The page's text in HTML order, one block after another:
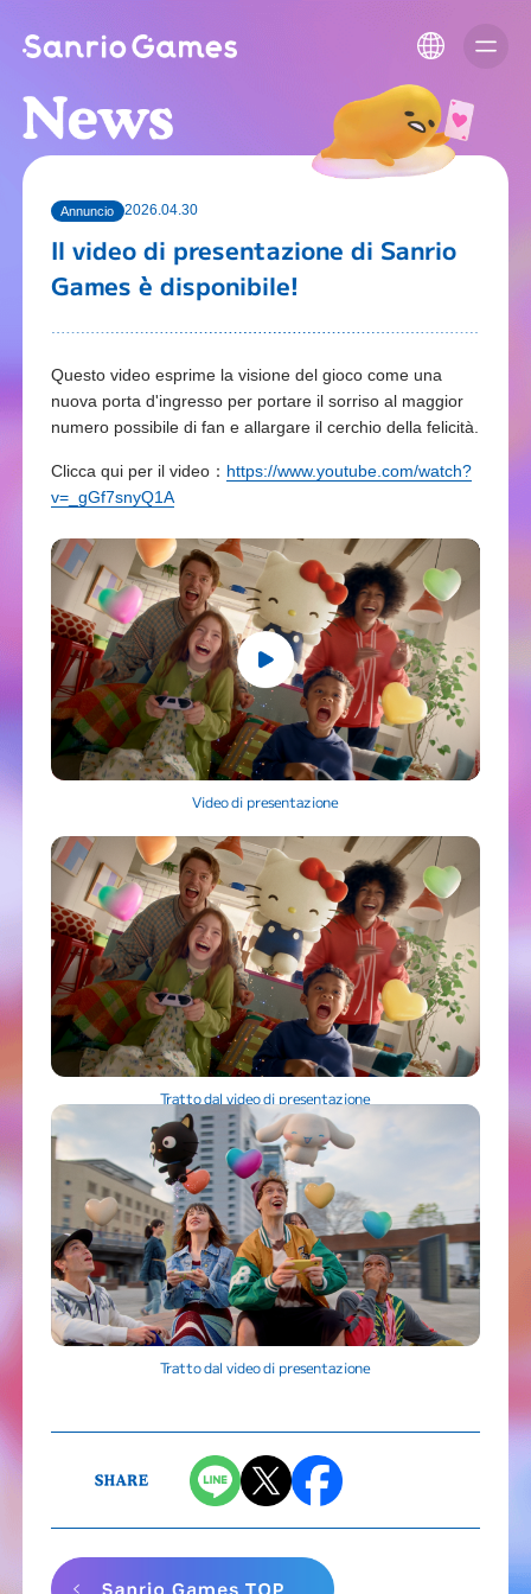
Annuncio 2026.04.30
Il video di presentazione di Sanrio
Games è disponibile!
Questo video esprime la visione del gioco come una
nuova porta d'ingresso per portare il sorriso al maggior
numero possibile di fan e allargare il cerchio della felicità.
Clicca qui per il video： https://www.youtube.com/watch?
v=_gGf7snyQ1A
Video di presentazione
Tratto dal video di presentazione
Tratto dal video di presentazione